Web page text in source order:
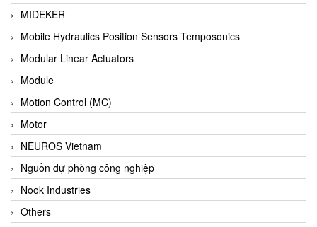
BBC Bircher Smart Access
BCS ITALY
BEA SENSORS
Beacon Extender
Beckhoff
Bedook
Bei Sensor
Beijer
Beinlich-pumps
Beka
MIDEKER
Mobile Hydraulics Position Sensors Temposonics
Modular Linear Actuators
Module
Motion Control (MC)
Motor
NEUROS Vietnam
Nguồn dự phòng công nghiệp
Nook Industries
Others